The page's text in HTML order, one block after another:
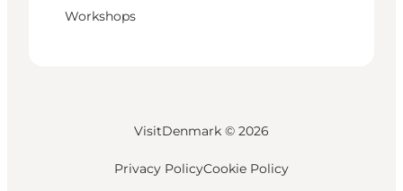
Workshops
VisitDenmark © 2026
Privacy PolicyCookie Policy